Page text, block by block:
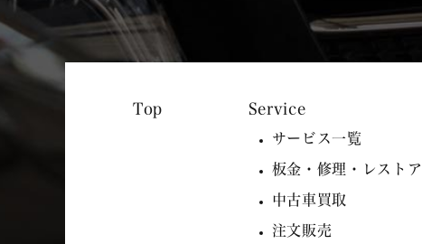
Service
サービス一覧
板金・修理・レストア
中古車買取
注文販売